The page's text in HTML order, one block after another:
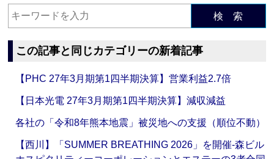
検 索
この記事と同じカテゴリーの新着記事
【PHC 27年3月期第1四半期決算】営業利益2.7倍
【日本光電 27年3月期第1四半期決算】減収減益
各社の「令和8年熊本地震」被災地への支援（順位不動）
【西川】「SUMMER BREATHING 2026」を開催‐森ビル